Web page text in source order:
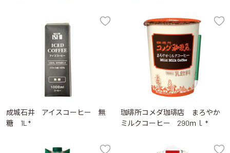
成城石井 アイスコーヒー 無
糖 1L *
珈琲所コメダ珈琲店 まろやか
ミルクコーヒー 290ｍｌ *